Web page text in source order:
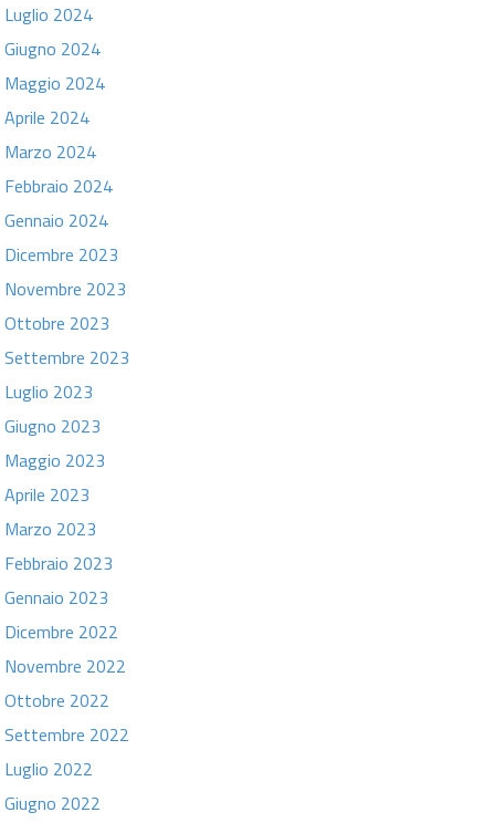
Luglio 2024
Giugno 2024
Maggio 2024
Aprile 2024
Marzo 2024
Febbraio 2024
Gennaio 2024
Dicembre 2023
Novembre 2023
Ottobre 2023
Settembre 2023
Luglio 2023
Giugno 2023
Maggio 2023
Aprile 2023
Marzo 2023
Febbraio 2023
Gennaio 2023
Dicembre 2022
Novembre 2022
Ottobre 2022
Settembre 2022
Luglio 2022
Giugno 2022